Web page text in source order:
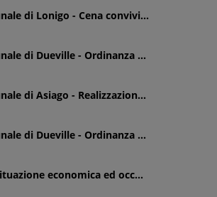
di Lonigo - Cena convivi...
di Dueville - Ordinanza ...
di Asiago - Realizzazion...
di Dueville - Ordinanza ...
economica ed occ...